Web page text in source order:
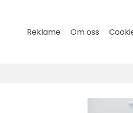
Reklame Om oss